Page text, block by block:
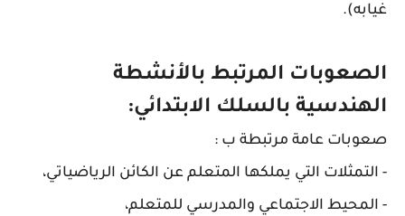
غيابه).
الصعوبات المرتبط بالأنشطة
الهندسية بالسلك الابتدائي:
صعوبات عامة مرتبطة ب :
- التمثلات التي يملكها المتعلم عن الكائن الرياضياتي،
- المحيط الاجتماعي والمدرسي للمتعلم،